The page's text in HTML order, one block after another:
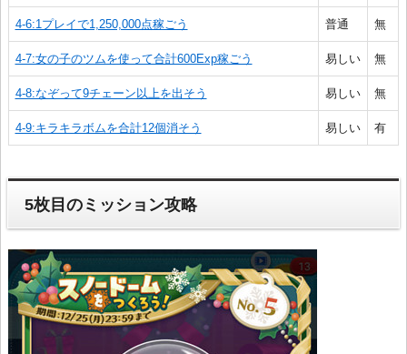
4-6:1プレイで1,250,000点稼ごう 普通 無
4-7:女の子のツムを使って合計600Exp稼ごう 易しい 無
4-8:なぞって9チェーン以上を出そう 易しい 無
4-9:キラキラボムを合計12個消そう 易しい 有
5枚目のミッション攻略